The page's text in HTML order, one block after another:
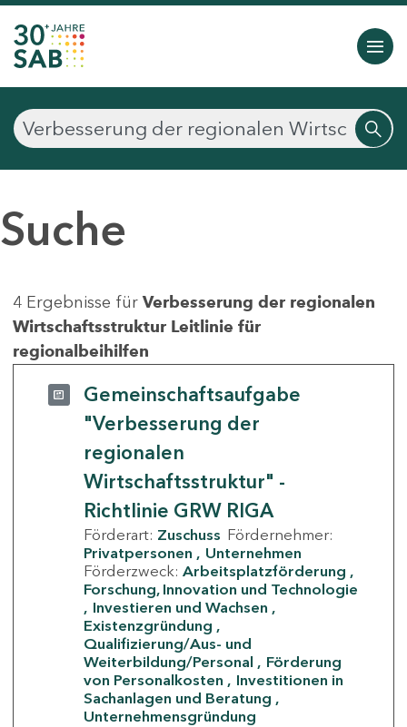
Suche
4 Ergebnisse für Verbesserung der regionalen
Wirtschaftsstruktur Leitlinie für
regionalbeihilfen
Gemeinschaftsaufgabe
"Verbesserung der
regionalen
Wirtschaftsstruktur" -
Richtlinie GRW RIGA
Förderart: Zuschuss Fördernehmer:
Privatpersonen
Unternehmen
Förderzweck: Arbeitsplatzförderung
Forschung, Innovation und Technologie
Investieren und Wachsen
Existenzgründung
Qualifizierung/Aus- und
Weiterbildung/Personal
Förderung
von Personalkosten
Investitionen in
Sachanlagen und Beratung
Unternehmensgründung